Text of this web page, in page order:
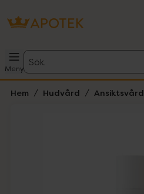
Meny
Sök
Hem Hudvård Ansiktsvård